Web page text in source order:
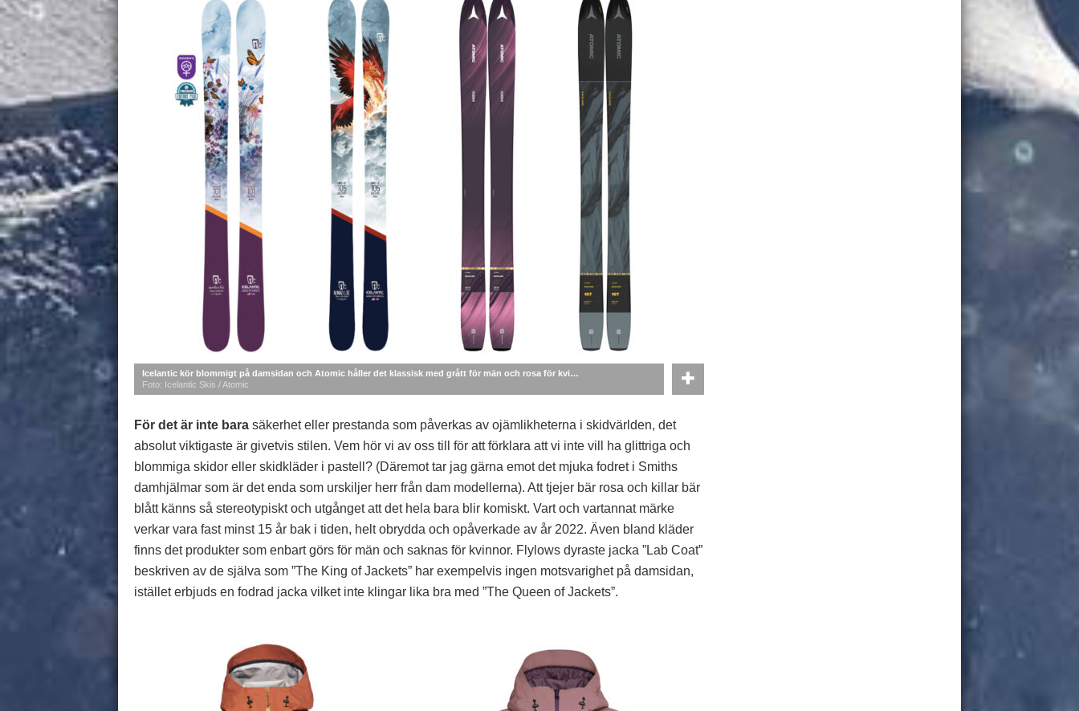
Icelantic kör blommigt på damsidan och Atomic håller det klassisk med grått för män och rosa för kvi…
Foto: Icelantic Skis / Atomic
För det är inte bara säkerhet eller prestanda som påverkas av ojämlikheterna i skidvärlden, det
absolut viktigaste är givetvis stilen. Vem hör vi av oss till för att förklara att vi inte vill ha glittriga och
blommiga skidor eller skidkläder i pastell? (Däremot tar jag gärna emot det mjuka fodret i Smiths
damhjälmar som är det enda som urskiljer herr från dam modellerna). Att tjejer bär rosa och killar bär
blått känns så stereotypiskt och utgånget att det hela bara blir komiskt. Vart och vartannat märke
verkar vara fast minst 15 år bak i tiden, helt obrydda och opåverkade av år 2022. Även bland kläder
finns det produkter som enbart görs för män och saknas för kvinnor. Flylows dyraste jacka ”Lab Coat”
beskriven av de själva som ”The King of Jackets” har exempelvis ingen motsvarighet på damsidan,
istället erbjuds en fodrad jacka vilket inte klingar lika bra med ”The Queen of Jackets”.